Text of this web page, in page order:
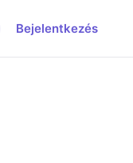
Bejelentkezés